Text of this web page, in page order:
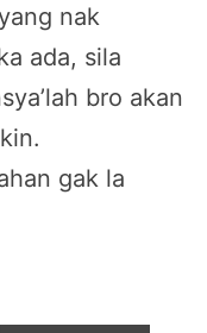
nak
ada, sila
bro akan
gak la